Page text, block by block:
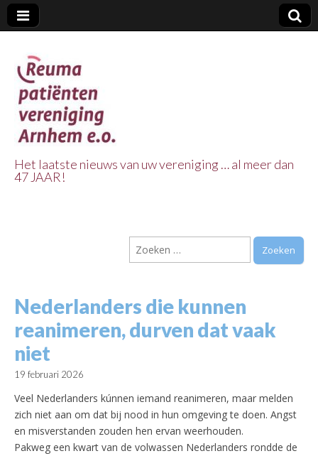
Vereniging
Arnhem e.o.
Het laatste nieuws van uw vereniging … al meer dan
47 JAAR!
Zoeken
naar:
Nederlanders die kunnen
reanimeren, durven dat vaak
niet
19 februari 2026
Veel Nederlanders kúnnen iemand reanimeren, maar melden
zich niet aan om dat bij nood in hun omgeving te doen. Angst
en misverstanden zouden hen ervan weerhouden.
Pakweg een kwart van de volwassen Nederlanders rondde de